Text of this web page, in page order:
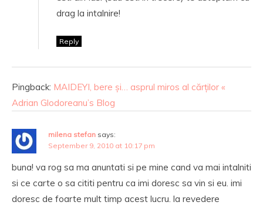
drag la intalnire!
Reply
Pingback: MAIDEYI, bere și… asprul miros al cărților «
Adrian Glodoreanu’s Blog
milena stefan says:
September 9, 2010 at 10:17 pm
buna! va rog sa ma anuntati si pe mine cand va mai intalniti
si ce carte o sa cititi pentru ca imi doresc sa vin si eu. imi
doresc de foarte mult timp acest lucru. la revedere